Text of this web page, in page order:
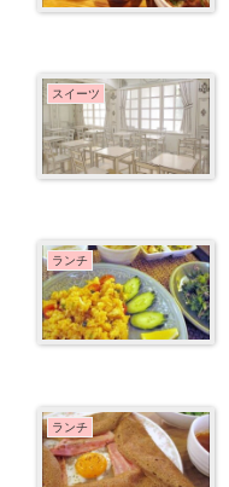
スイーツ
ランチ
ランチ